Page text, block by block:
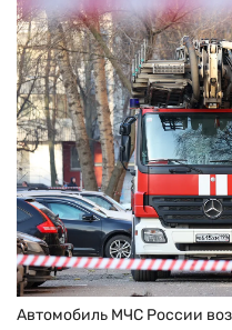
Автомобиль МЧС России